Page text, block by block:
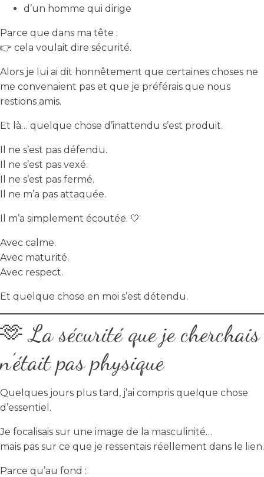
d’un homme qui dirige
Parce que dans ma tête :
👉 cela voulait dire sécurité.
Alors je lui ai dit honnêtement que certaines choses ne
me convenaient pas et que je préférais que nous
restions amis.
Et là… quelque chose d’inattendu s’est produit.
Il ne s’est pas défendu.
Il ne s’est pas vexé.
Il ne s’est pas fermé.
Il ne m’a pas attaquée.
Il m’a simplement écoutée. 🤍
Avec calme.
Avec maturité.
Avec respect.
Et quelque chose en moi s’est détendu.
🫶 La sécurité que je cherchais
n’était pas physique
Quelques jours plus tard, j’ai compris quelque chose
d’essentiel.
Je focalisais sur une image de la masculinité…
mais pas sur ce que je ressentais réellement dans le lien.
Parce qu’au fond :